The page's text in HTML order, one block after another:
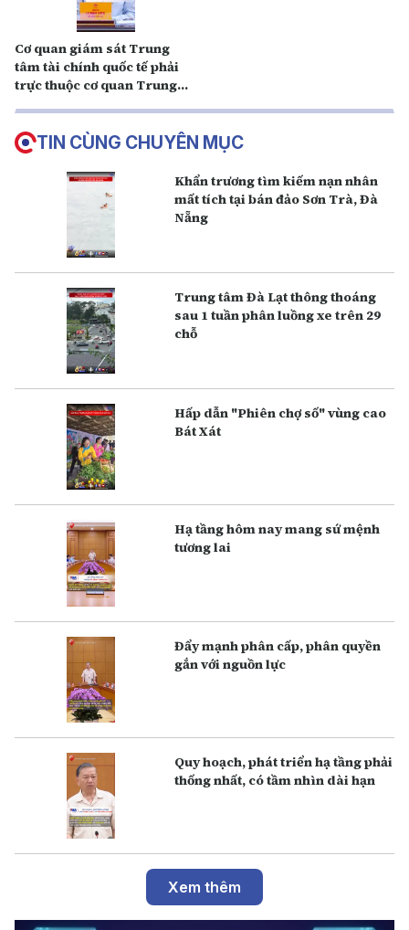
Cơ quan giám sát Trung
tâm tài chính quốc tế phải
trực thuộc cơ quan Trung
TIN CÙNG CHUYÊN MỤC
Khẩn trương tìm kiếm nạn nhân
mất tích tại bán đảo Sơn Trà, Đà
Nẵng
Trung tâm Đà Lạt thông thoáng
sau 1 tuần phân luồng xe trên 29
chỗ
Hấp dẫn "Phiên chợ số" vùng cao
Bát Xát
Hạ tầng hôm nay mang sứ mệnh
tương lai
Đẩy mạnh phân cấp, phân quyền
gắn với nguồn lực
Q uy hoạch, phát triển hạ tầng phải
thống nhất, có tầm nhìn dài hạn
Xem thêm